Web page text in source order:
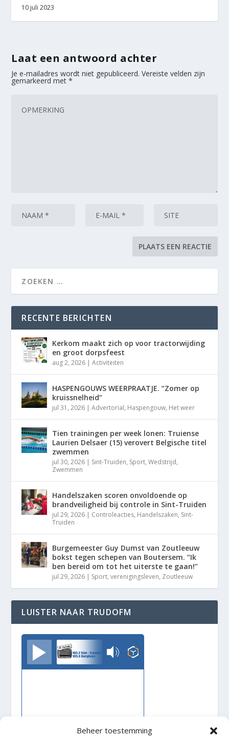
Beheer toestemming
10 juli 2023
Laat een antwoord achter
Je e-mailadres wordt niet gepubliceerd. Vereiste velden zijn
gemarkeerd met*
RECENTE BERICHTEN
Kerkom maakt zich op voor tractorwijding
en groot dorpsfeest
aug 2, 2026 |Activiteiten
HASPENGOUWS WEERPRAATJE. “Zomer op
kruissnelheid”
jul 31, 2026 |Advertorial, Haspengouw, Het weer
Tien trainingen per week lonen: Truiense
Laurien Delsaer (15) verovert Belgische titel
zwemmen
jul 30, 2026 | Sint-Truiden, Sport,Wedstrijd,
Zwemmen
Handelszaken scoren onvoldoende op
brandveiligheid bij controle in Sint-Truiden
jul 29, 2026 | Controleacties, Handelszaken, Sint-
Truiden
Burgemeester Guy Dumst van Zoutleeuw
bokst tegen schepen van Boutersem. “Ik
ben bereid om tot het uiterste te gaan!”
jul 29, 2026 | Sport,verenigingsleven, Zoutleeuw
LUISTER NAAR TRUDOFM
TrudoFM